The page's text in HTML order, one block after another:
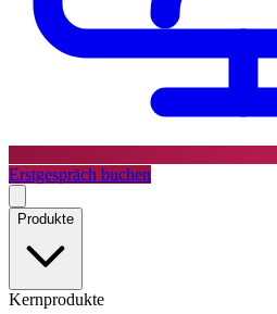
Erstgespräch buchen
Produkte
Kernprodukte